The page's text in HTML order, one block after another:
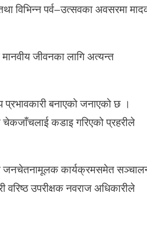
विभिन्न पर्व–उत्सवका अवसरमा
जीवनका लागि अत्यन्त
बनाएको जनाएको छ ।
चेकजाँचलाई कडाइ गरिएको प्रहरीले
जनचेतनामूलक कार्यक्रमसमेत
उपरीक्षक नवराज अधिकारीले